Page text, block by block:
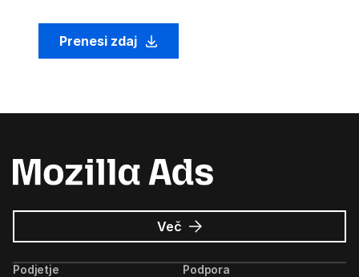
Prenesi zdaj
Več o
Oglasi
Mozilla
Podjetje Podpora